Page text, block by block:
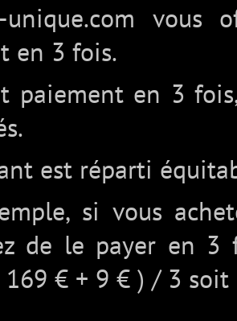
unique.com vous
en 3 fois.
paiement en 3
est réparti
si vous
de le payer en
169 € + 9 € ) / 3 soit